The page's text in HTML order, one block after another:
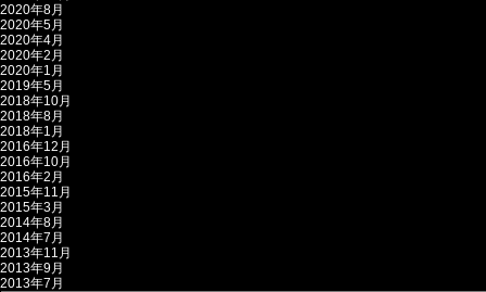
2020年8月
2020年5月
2020年4月
2020年2月
2020年1月
2019年5月
2018年10月
2018年8月
2018年1月
2016年12月
2016年10月
2016年2月
2015年11月
2015年3月
2014年8月
2014年7月
2013年11月
2013年9月
2013年7月